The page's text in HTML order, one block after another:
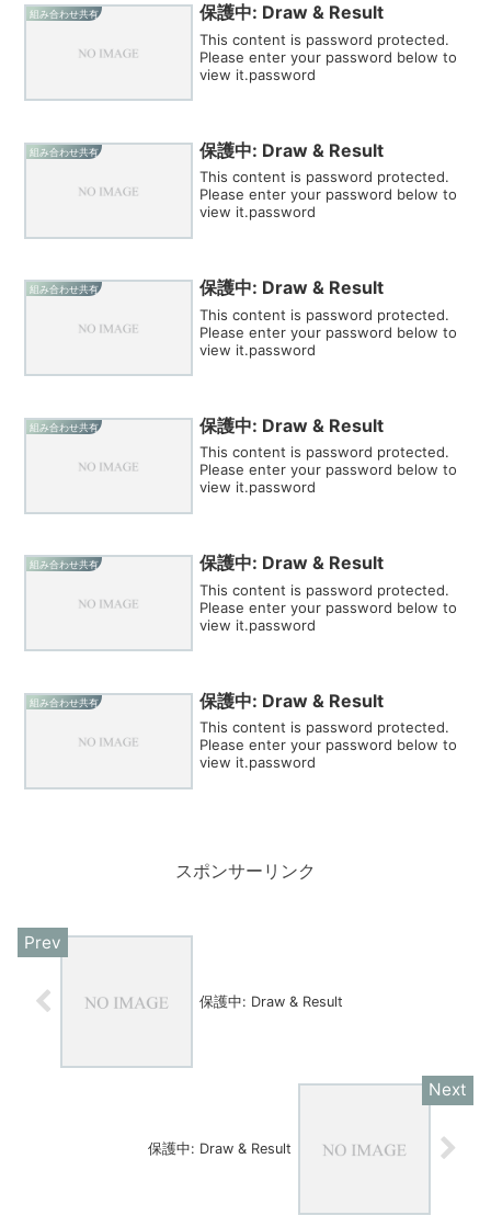
組み合わせ共有 保護中: Draw & Result
This content is password protected.
Please enter your password below to
view it.password
組み合わせ共有 保護中: Draw & Result
This content is password protected.
Please enter your password below to
view it.password
組み合わせ共有 保護中: Draw & Result
This content is password protected.
Please enter your password below to
view it.password
組み合わせ共有 保護中: Draw & Result
This content is password protected.
Please enter your password below to
view it.password
組み合わせ共有 保護中: Draw & Result
This content is password protected.
Please enter your password below to
view it.password
組み合わせ共有 保護中: Draw & Result
This content is password protected.
Please enter your password below to
view it.password
スポンサーリンク
保護中: Draw & Result
保護中: Draw & Result